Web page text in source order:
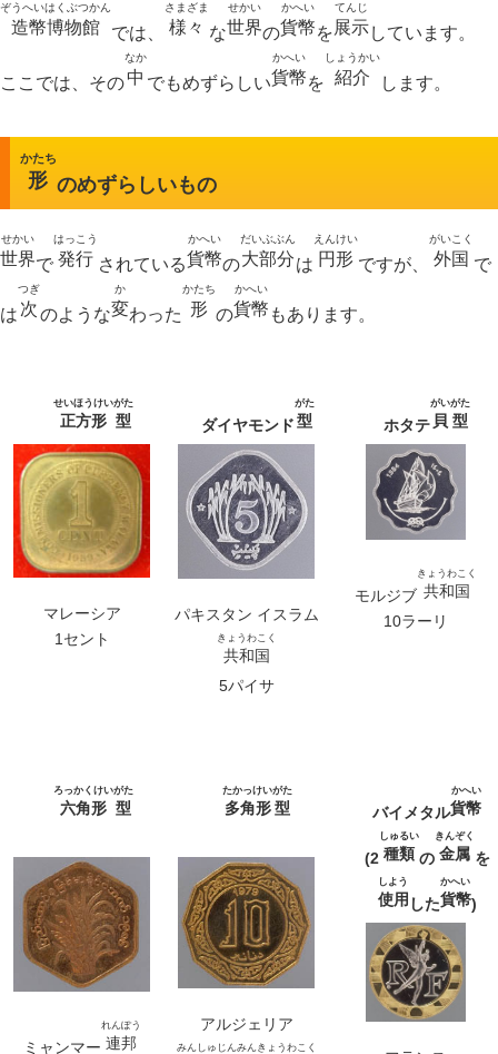
造幣博物館
ぞうへいはくぶつかん
では、 様々
さまざま
な世界
せかい
の貨幣
かへい
を展示
てんじ
しています。
ここでは、その中
なか
でもめずらしい貨幣
かへい
を 紹介
しょうかい
します。
形
かたち
のめずらしいもの
世界
せかい
で 発行
はっこう
されている貨幣
かへい
の大部分
だいぶぶん
は 円形
えんけい
ですが、 外国
がいこく
で
は 次
つぎ
のような変
か
わった 形
かたち
の貨幣
かへい
もあります。
正方形
せいほうけい
型
がた
マレーシア
1セント
ダイヤモンド型
がた
パキスタン イスラム
共和国
きょうわこく
5パイサ
ホタテ 貝
がい
型
がた
モルジブ 共和国
きょうわこく
10ラーリ
六角形
ろっかくけい
型
がた
ミャンマー 連邦
れんぽう
多角形
たかっけい
型
がた
アルジェリア
みんしゅじんみんきょうわこく
バイメタル貨幣
かへい
(2 種類
しゅるい
の 金属
きんぞく
を
使用
しよう
した貨幣
かへい
)